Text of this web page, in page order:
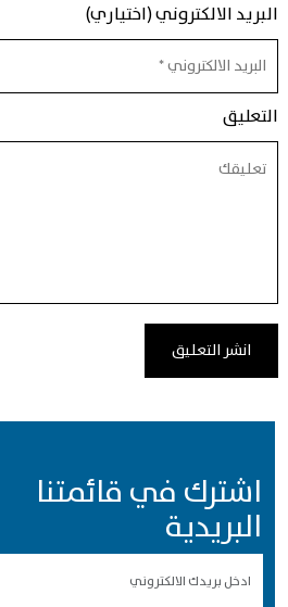
البريد الالكتروني (اختياري)
التعليق
اشترك في قائمتنا
البريدية